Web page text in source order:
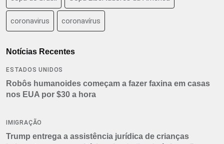
coronavirus coronavírus
Notícias Recentes
ESTADOS UNIDOS
Robôs humanoides começam a fazer faxina em casas
nos EUA por $30 a hora
IMIGRAÇÃO
Trump entrega a assistência jurídica de crianças